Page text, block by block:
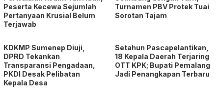
Peserta Kecewa Sejumlah
Pertanyaan Krusial Belum
Terjawab
Turnamen PBV Protek Tuai
Sorotan Tajam
KDKMP Sumenep Diuji,
DPRD Tekankan
Transparansi Pengadaan,
PKDI Desak Pelibatan
Kepala Desa
Setahun Pascapelantikan,
18 Kepala Daerah Terjaring
OTT KPK; Bupati Pemalang
Jadi Penangkapan Terbaru